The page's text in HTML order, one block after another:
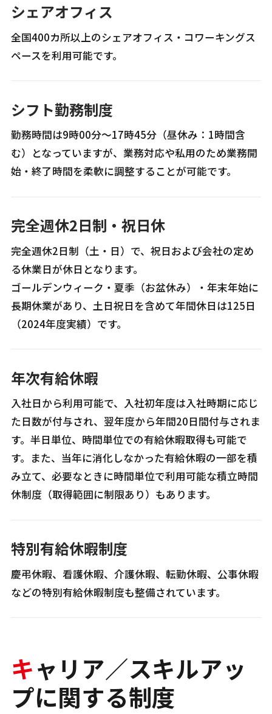
シェアオフィス
全国400カ所以上のシェアオフィス・コワーキングス
ペースを利用可能です。
シフト勤務制度
勤務時間は9時00分〜17時45分（昼休み：1時間含
む）となっていますが、業務対応や私用のため業務開
始・終了時間を柔軟に調整することが可能です。
完全週休2日制・祝日休
完全週休2日制（土・日）で、祝日および会社の定め
る休業日が休日となります。
ゴールデンウィーク・夏季（お盆休み）・年末年始に
長期休業があり、土日祝日を含めて年間休日は125日
（2024年度実績）です。
年次有給休暇
入社日から利用可能で、入社初年度は入社時期に応じ
た日数が付与され、翌年度から年間20日間付与されま
す。半日単位、時間単位での有給休暇取得も可能で
す。また、当年に消化しなかった有給休暇の一部を積
み立て、必要なときに時間単位で利用可能な積立時間
休制度（取得範囲に制限あり）もあります。
特別有給休暇制度
慶弔休暇、看護休暇、介護休暇、転勤休暇、公事休暇
などの特別有給休暇制度も整備されています。
キャリア／スキルアッ
プに関する制度